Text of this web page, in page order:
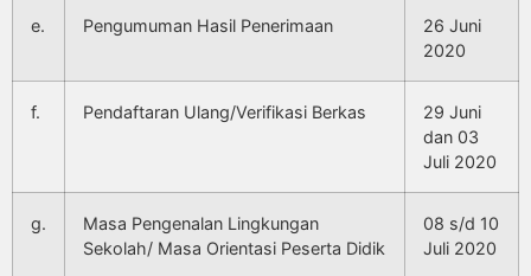
e. Pengumuman Hasil Penerimaan
26 Juni
2020
f. Pendaftaran Ulang/Verifikasi Berkas
29 Juni
dan 03
Juli 2020
g.
Masa Pengenalan Lingkungan
Sekolah/ Masa Orientasi Peserta Didik
08 s/d 10
Juli 2020